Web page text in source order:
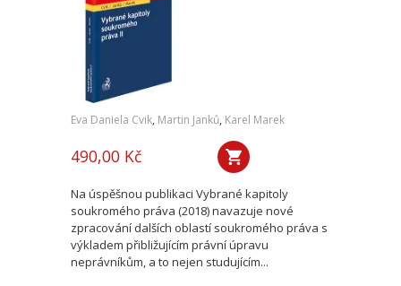
Eva Daniela Cvik, Martin Janků, Karel Marek
490,00 Kč
Na úspěšnou publikaci Vybrané kapitoly
soukromého práva (2018) navazuje nové
zpracování dalších oblastí soukromého práva s
výkladem přibližujícím právní úpravu
neprávníkům, a to nejen studujícím...